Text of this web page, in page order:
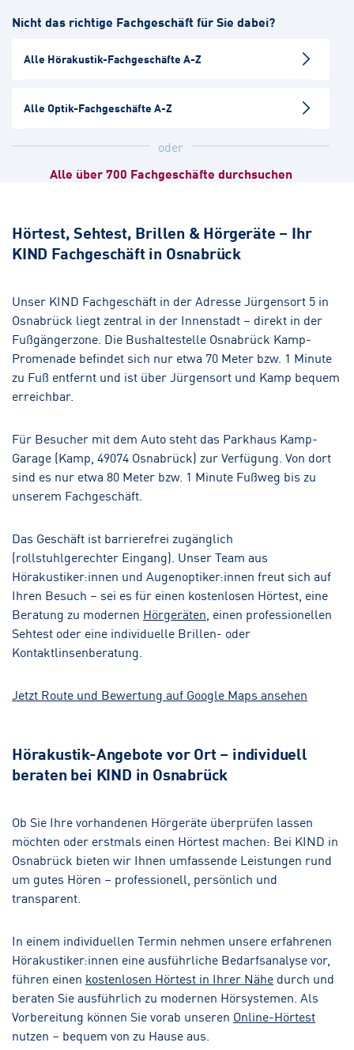
Hörakustik
Bielefeld-Zentrum
Hörakustik
Hörakustik
Nicht das richtige Fachgeschäft für Sie dabei?
Alle Hörakustik-Fachgeschäfte A-Z
Alle Optik-Fachgeschäfte A-Z
oder
Alle über 700 Fachgeschäfte durchsuchen
Hörtest, Sehtest, Brillen & Hörgeräte – Ihr
KIND Fachgeschäft in Osnabrück
Unser KIND Fachgeschäft in der Adresse Jürgensort 5 in
Osnabrück liegt zentral in der Innenstadt – direkt in der
Fußgängerzone. Die Bushaltestelle Osnabrück Kamp-
Promenade befindet sich nur etwa 70 Meter bzw. 1 Minute
zu Fuß entfernt und ist über Jürgensort und Kamp bequem
erreichbar.
Für Besucher mit dem Auto steht das Parkhaus Kamp-
Garage (Kamp, 49074 Osnabrück) zur Verfügung. Von dort
sind es nur etwa 80 Meter bzw. 1 Minute Fußweg bis zu
unserem Fachgeschäft.
Das Geschäft ist barrierefrei zugänglich
(rollstuhlgerechter Eingang). Unser Team aus
Hörakustiker:innen und Augenoptiker:innen freut sich auf
Ihren Besuch – sei es für einen kostenlosen Hörtest, eine
Beratung zu modernen Hörgeräten , einen professionellen
Sehtest oder eine individuelle Brillen- oder
Kontaktlinsenberatung.
Jetzt Route und Bewertung auf Google Maps ansehen
Hörakustik-Angebote vor Ort – individuell
beraten bei KIND in Osnabrück
Ob Sie Ihre vorhandenen Hörgeräte überprüfen lassen
möchten oder erstmals einen Hörtest machen: Bei KIND in
Osnabrück bieten wir Ihnen umfassende Leistungen rund
um gutes Hören – professionell, persönlich und
transparent.
In einem individuellen Termin nehmen unsere erfahrenen
Hörakustiker:innen eine ausführliche Bedarfsanalyse vor,
führen einen kostenlosen Hörtest in Ihrer Nähe durch und
beraten Sie ausführlich zu modernen Hörsystemen. Als
Vorbereitung können Sie vorab unseren Online-Hörtest
nutzen – bequem von zu Hause aus.